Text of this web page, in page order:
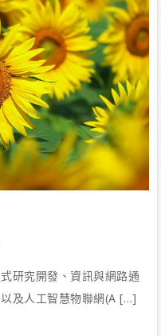
研究開發、資訊與網路通
及人工智慧物聯網(A […]